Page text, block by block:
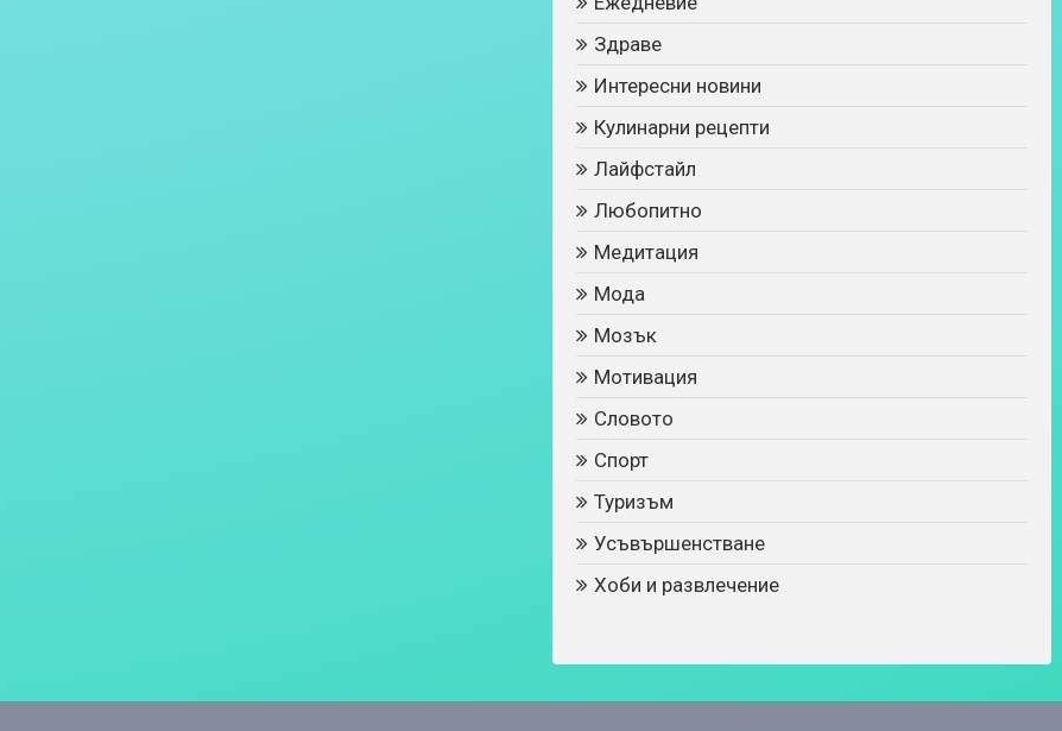
Здраве
Интересни новини
Кулинарни рецепти
Лайфстайл
Любопитно
Медитация
Мода
Мозък
Мотивация
Словото
Спорт
Туризъм
Усъвършенстване
Хоби и развлечение